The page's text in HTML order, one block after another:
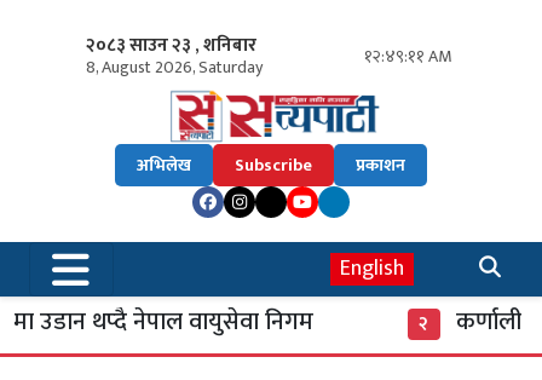
२०८३ साउन २३ , शनिबार
8, August 2026, Saturday १२:४९:११ AM
अभिलेख Subscribe प्रकाशन
English
उडान थप्दै नेपाल वायुसेवा निगम कर्णाली